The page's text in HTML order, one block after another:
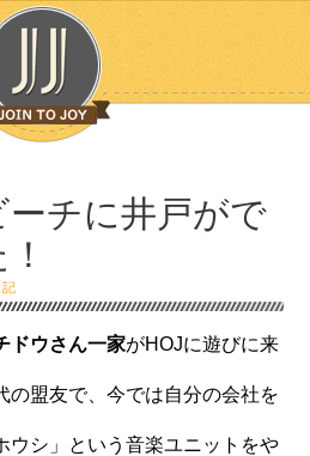
ーチに井戸がで
記
ドウさん一家がHOJに遊びに来
の盟友で、今では自分の会社を
ウシ」という音楽ユニットをや